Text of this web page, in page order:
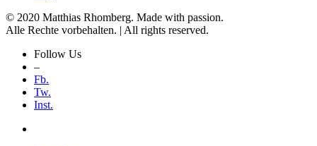
© 2020 Matthias Rhomberg. Made with passion.
Alle Rechte vorbehalten. | All rights reserved.
Follow Us
–
Fb.
Tw.
Inst.